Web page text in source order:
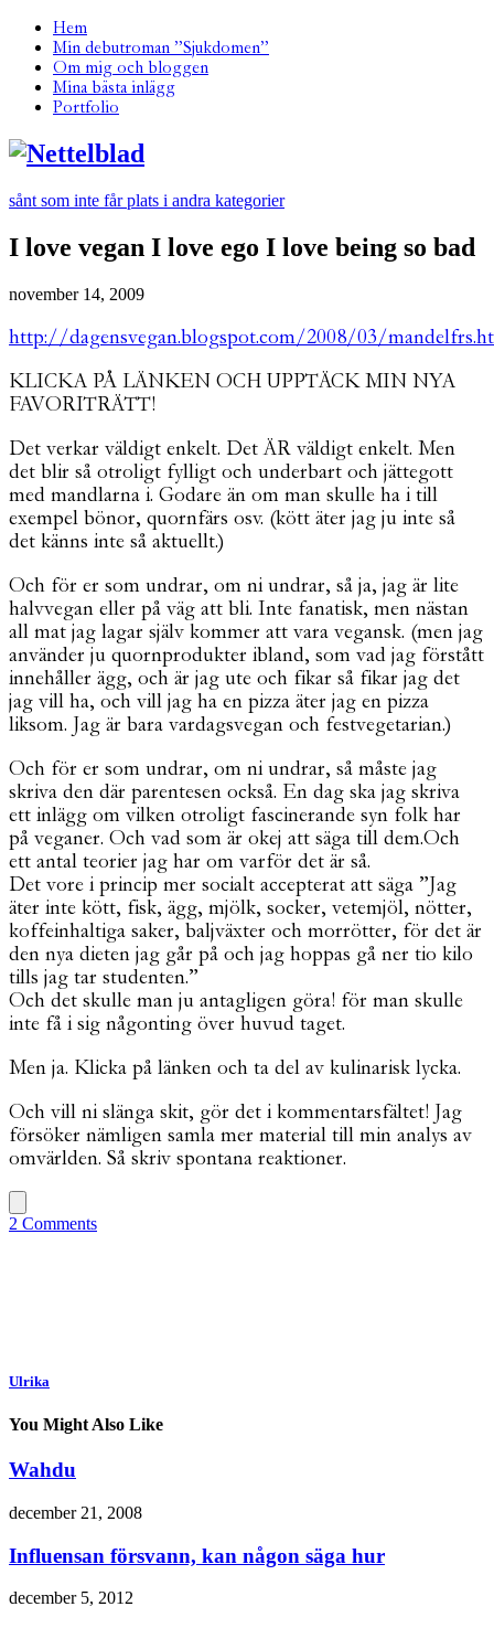
Hem
Min debutroman ”Sjukdomen”
Om mig och bloggen
Mina bästa inlägg
Portfolio
sånt som inte får plats i andra kategorier
I love vegan I love ego I love being so bad
november 14, 2009
http://dagensvegan.blogspot.com/2008/03/
KLICKA PÅ LÄNKEN OCH UPPTÄCK MIN NYA
FAVORITRÄTT!
Det verkar väldigt enkelt. Det ÄR väldigt enkelt. Men
det blir så otroligt fylligt och underbart och jättegott
med mandlarna i. Godare än om man skulle ha i till
exempel bönor, quornfärs osv. (kött äter jag ju inte så
det känns inte så aktuellt.)
Och för er som undrar, om ni undrar, så ja, jag är lite
halvvegan eller på väg att bli. Inte fanatisk, men nästan
all mat jag lagar själv kommer att vara vegansk. (men jag
använder ju quornprodukter ibland, som vad jag förstått
innehåller ägg, och är jag ute och fikar så fikar jag det
jag vill ha, och vill jag ha en pizza äter jag en pizza
liksom. Jag är bara vardagsvegan och festvegetarian.)
Och för er som undrar, om ni undrar, så måste jag
skriva den där parentesen också. En dag ska jag skriva
ett inlägg om vilken otroligt fascinerande syn folk har
på veganer. Och vad som är okej att säga till dem.Och
ett antal teorier jag har om varför det är så.
Det vore i princip mer socialt accepterat att säga ”Jag
äter inte kött, fisk, ägg, mjölk, socker, vetemjöl, nötter,
koffeinhaltiga saker, baljväxter och morrötter, för det är
den nya dieten jag går på och jag hoppas gå ner tio kilo
tills jag tar studenten.”
Och det skulle man ju antagligen göra! för man skulle
inte få i sig någonting över huvud taget.
Men ja. Klicka på länken och ta del av kulinarisk lycka.
Och vill ni slänga skit, gör det i kommentarsfältet! Jag
försöker nämligen samla mer material till min analys av
omvärlden. Så skriv spontana reaktioner.
2 Comments
Ulrika
You Might Also Like
Wahdu
december 21, 2008
Influensan försvann, kan någon säga hur
december 5, 2012